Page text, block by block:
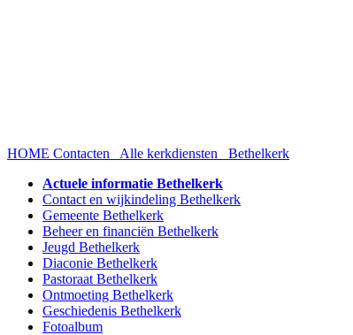
HOME Contacten Alle kerkdiensten
Bethelkerk
Actuele informatie Bethelkerk
Contact en wijkindeling Bethelkerk
Gemeente Bethelkerk
Beheer en financiën Bethelkerk
Jeugd Bethelkerk
Diaconie Bethelkerk
Pastoraat Bethelkerk
Ontmoeting Bethelkerk
Geschiedenis Bethelkerk
Fotoalbum